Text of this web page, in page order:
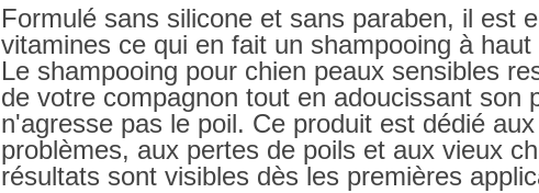
Formulé sans silicone et sans paraben, il est
vitamines ce qui en fait un shampooing à haut
Le shampooing pour chien peaux sensibles
de votre compagnon tout en adoucissant son
n'agresse pas le poil. Ce produit est dédié
problèmes, aux pertes de poils et aux vieux
résultats sont visibles dès les premières